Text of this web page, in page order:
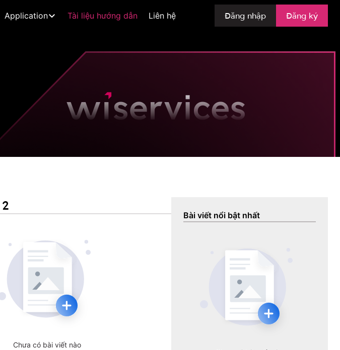
Application Tài liệu hướng dẫn Liên hệ Đăng nhập Đăng ký
Chưa có bài viết nào
Bài viết nổi bật nhất